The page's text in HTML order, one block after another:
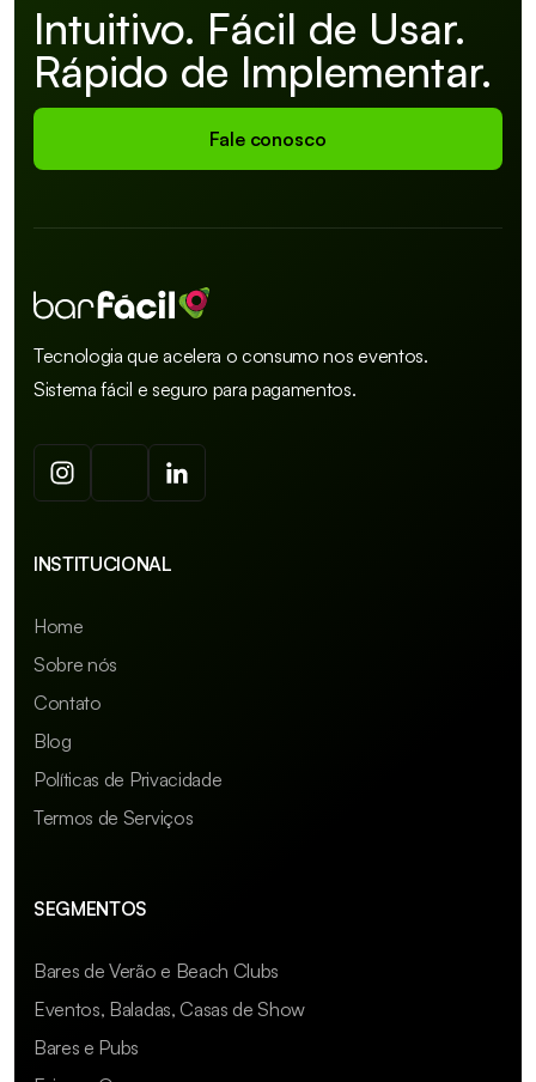
Intuitivo. Fácil de Usar.
Rápido de Implementar.
Fale conosco
Tecnologia que acelera o consumo nos eventos.
Sistema fácil e seguro para pagamentos.
INSTITUCIONAL
Home
Sobre nós
Contato
Blog
Políticas de Privacidade
Termos de Serviços
SEGMENTOS
Bares de Verão e Beach Clubs
Eventos, Baladas, Casas de Show
Bares e Pubs